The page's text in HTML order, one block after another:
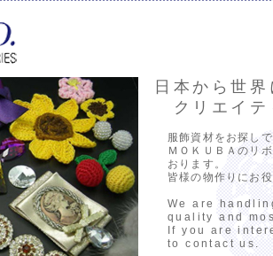
日本から世
クリエイテ
服飾資材をお探し
ＭＯＫＵＢＡのリ
おります。
皆様の物作りにお
We are
quality and
If you are
to contact us.